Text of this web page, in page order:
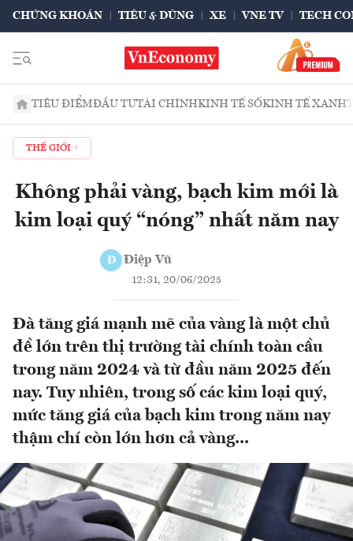
CHỨNG KHOÁN TIÊU & DÙNG XE VNE TV TECH
TIÊU ĐIỂMĐẦU TƯTÀI CHÍNHKINH TẾ SỐKINH TẾ XANH
THẾ GIỚI
Không phải vàng, bạch kim mới là
kim loại quý “nóng” nhất năm nay
Đ Điệp Vũ
12:31, 20/06/2025
Đà tăng giá mạnh mẽ của vàng là một chủ
đề lớn trên thị trường tài chính toàn cầu
trong năm 2024 và từ đầu năm 2025 đến
nay. Tuy nhiên, trong số các kim loại quý,
mức tăng giá của bạch kim trong năm nay
thậm chí còn lớn hơn cả vàng...